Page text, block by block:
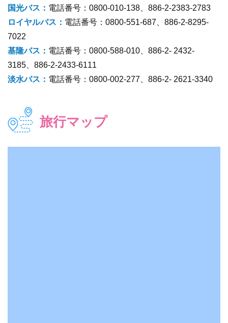
国光バス： 電話番号：0800-010-138、886-2-2383-2783
ロイヤルバス： 電話番号：0800-551-687、886-2-8295-
7022
基隆バス： 電話番号：0800-588-010、886-2- 2432-
3185、886-2-2433-6111
淡水バス： 電話番号：0800-002-277、886-2- 2621-3340
旅行マップ